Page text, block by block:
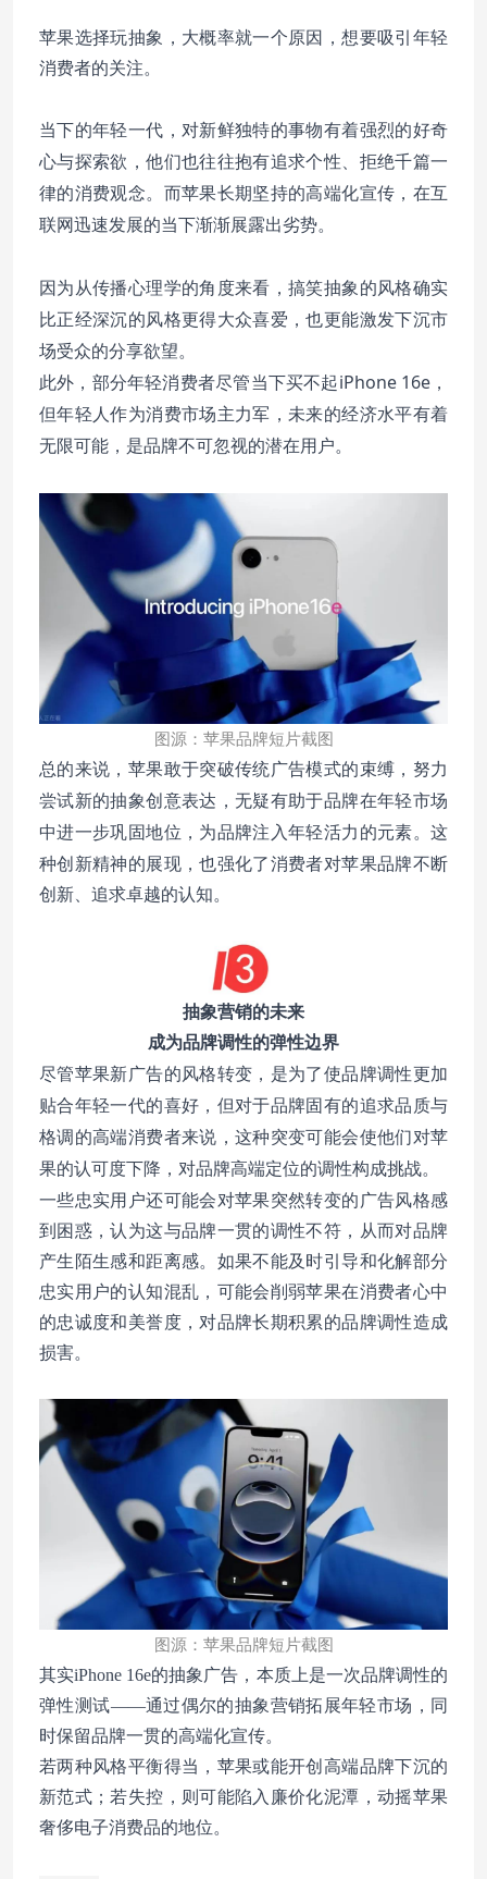
苹果选择玩抽象，大概率就一个原因，想要吸引年轻
消费者的关注。
当下的年轻一代，对新鲜独特的事物有着强烈的好奇
心与探索欲，他们也往往抱有追求个性、拒绝千篇一
律的消费观念。而苹果长期坚持的高端化宣传，在互
联网迅速发展的当下渐渐展露出劣势。
因为从传播心理学的角度来看，搞笑抽象的风格确实
比正经深沉的风格更得大众喜爱，也更能激发下沉市
场受众的分享欲望。
此外，部分年轻消费者尽管当下买不起iPhone 16e，
但年轻人作为消费市场主力军，未来的经济水平有着
无限可能，是品牌不可忽视的潜在用户。
图源：苹果品牌短片截图
总的来说，苹果敢于突破传统广告模式的束缚，努力
尝试新的抽象创意表达，无疑有助于品牌在年轻市场
中进一步巩固地位，为品牌注入年轻活力的元素。这
种创新精神的展现，也强化了消费者对苹果品牌不断
创新、追求卓越的认知。
抽象营销的未来
成为品牌调性的弹性边界
尽管苹果新广告的风格转变，是为了使品牌调性更加
贴合年轻一代的喜好，但对于品牌固有的追求品质与
格调的高端消费者来说，这种突变可能会使他们对苹
果的认可度下降，对品牌高端定位的调性构成挑战。
一些忠实用户还可能会对苹果突然转变的广告风格感
到困惑，认为这与品牌一贯的调性不符，从而对品牌
产生陌生感和距离感。如果不能及时引导和化解部分
忠实用户的认知混乱，可能会削弱苹果在消费者心中
的忠诚度和美誉度，对品牌长期积累的品牌调性造成
损害。
图源：苹果品牌短片截图
其实iPhone 16e的抽象广告，本质上是一次品牌调性的
弹性测试——通过偶尔的抽象营销拓展年轻市场，同
时保留品牌一贯的高端化宣传。
若两种风格平衡得当，苹果或能开创高端品牌下沉的
新范式；若失控，则可能陷入廉价化泥潭，动摇苹果
奢侈电子消费品的地位。